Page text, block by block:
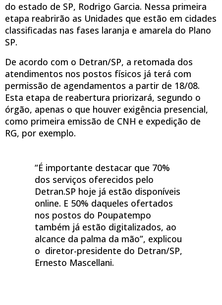
do estado de SP, Rodrigo Garcia. Nessa primeira
etapa reabrirão as Unidades que estão em cidades
classificadas nas fases laranja e amarela do Plano
SP.
De acordo com o Detran/SP, a retomada dos
atendimentos nos postos físicos já terá com
permissão de agendamentos a partir de 18/08.
Esta etapa de reabertura priorizará, segundo o
órgão, apenas o que houver exigência presencial,
como primeira emissão de CNH e expedição de
RG, por exemplo.
“É importante destacar que 70%
dos serviços oferecidos pelo
Detran.SP hoje já estão disponíveis
online. E 50% daqueles ofertados
nos postos do Poupatempo
também já estão digitalizados, ao
alcance da palma da mão”, explicou
o diretor-presidente do Detran/SP,
Ernesto Mascellani.